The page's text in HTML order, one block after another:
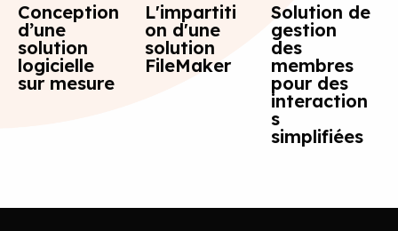
Conception
d’une
solution
logicielle
sur mesure
L'impartiti
on d'une
solution
FileMaker
Solution de
gestion
des
membres
pour des
interaction
s
simplifiées